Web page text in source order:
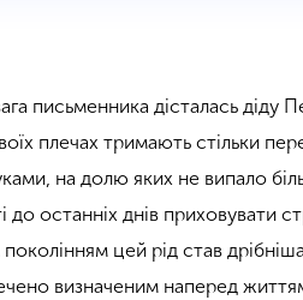
письменника дісталась діду
плечах тримають стільки
на долю яких не випало
до останніх днів приховувати
цей рід став
визначеним наперед